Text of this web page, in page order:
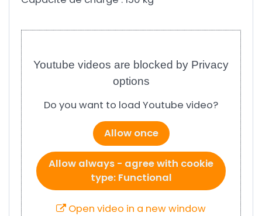
Youtube videos are blocked by Privacy
options
Do you want to load Youtube video?
Allow once
Allow always - agree with cookie
type: Functional
Open video in a new window